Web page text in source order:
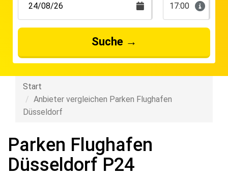
17:00
Suche→
Start
Anbieter vergleichen Parken Flughafen
Düsseldorf
Parken Flughafen
Düsseldorf P24